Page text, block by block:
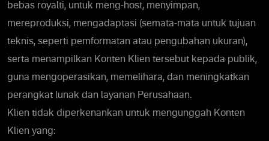
bebas royalti, untuk meng-host, menyimpan,
mereproduksi, mengadaptasi (semata-mata untuk tujuan
teknis, seperti pemformatan atau pengubahan ukuran),
serta menampilkan Konten Klien tersebut kepada publik,
guna mengoperasikan, memelihara, dan meningkatkan
perangkat lunak dan layanan Perusahaan.
Klien tidak diperkenankan untuk mengunggah Konten
Klien yang: